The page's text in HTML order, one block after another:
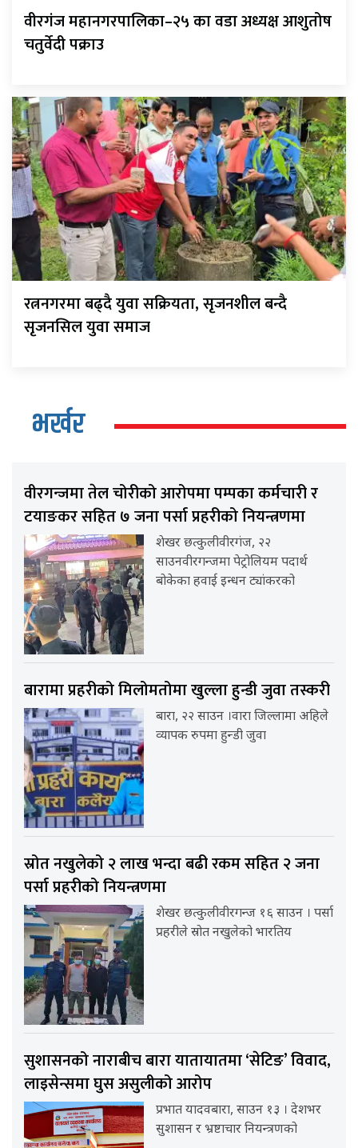
वीरगंज महानगरपालिका–२५ का वडा अध्यक्ष आशुतोष
चतुर्वेदी पक्राउ
रत्ननगरमा बढ्दै युवा सक्रियता, सृजनशील बन्दै
सृजनसिल युवा समाज
भर्खर
वीरगन्जमा तेल चोरीको आरोपमा पम्पका कर्मचारी र
टयाङकर सहित ७ जना पर्सा प्रहरीको नियन्त्रणमा
शेखर छत्कुलीवीरगंज, २२
साउनवीरगन्जमा पेट्रोलियम पदार्थ
बोकेका हवाई इन्धन ट्यांकरको
बारामा प्रहरीको मिलोमतोमा खुल्ला हुन्डी जुवा तस्करी
बारा, २२ साउन ।वारा जिल्लामा अहिले
व्यापक रुपमा हुन्डी जुवा
स्रोत नखुलेको २ लाख भन्दा बढी रकम सहित २ जना
पर्सा प्रहरीको नियन्त्रणमा
शेखर छत्कुलीवीरगन्ज १६ साउन । पर्सा
प्रहरीले स्रोत नखुलेको भारतिय
सुशासनको नाराबीच बारा यातायातमा ‘सेटिङ’ विवाद,
लाइसेन्समा घुस असुलीको आरोप
प्रभात यादवबारा, साउन १३ । देशभर
सुशासन र भ्रष्टाचार नियन्त्रणको